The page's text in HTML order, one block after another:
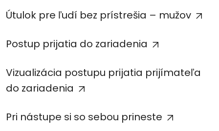
Útulok pre ľudí bez prístrešia – mužov
Postup prijatia do zariadenia
Vizualizácia postupu prijatia prijímateľa
do zariadenia
Pri nástupe si so sebou prineste